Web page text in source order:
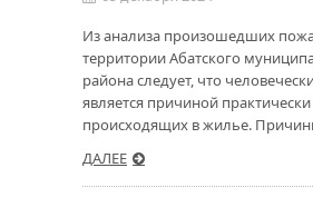
Из анализа произошедших
территории Абатского
района следует, что
является причиной
происходящих в жилье.
ДАЛЕЕ